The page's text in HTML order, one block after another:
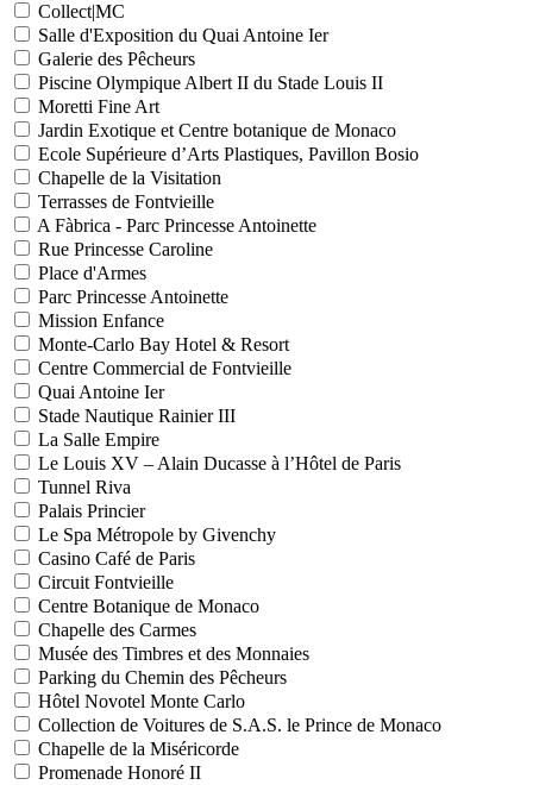
Collect|MC
Salle d'Exposition du Quai Antoine Ier
Galerie des Pêcheurs
Piscine Olympique Albert II du Stade Louis II
Moretti Fine Art
Jardin Exotique et Centre botanique de Monaco
Ecole Supérieure d’Arts Plastiques, Pavillon Bosio
Chapelle de la Visitation
Terrasses de Fontvieille
A Fàbrica - Parc Princesse Antoinette
Rue Princesse Caroline
Place d'Armes
Parc Princesse Antoinette
Mission Enfance
Monte-Carlo Bay Hotel & Resort
Centre Commercial de Fontvieille
Quai Antoine Ier
Stade Nautique Rainier III
La Salle Empire
Le Louis XV – Alain Ducasse à l’Hôtel de Paris
Tunnel Riva
Palais Princier
Le Spa Métropole by Givenchy
Casino Café de Paris
Circuit Fontvieille
Centre Botanique de Monaco
Chapelle des Carmes
Musée des Timbres et des Monnaies
Parking du Chemin des Pêcheurs
Hôtel Novotel Monte Carlo
Collection de Voitures de S.A.S. le Prince de Monaco
Chapelle de la Miséricorde
Promenade Honoré II